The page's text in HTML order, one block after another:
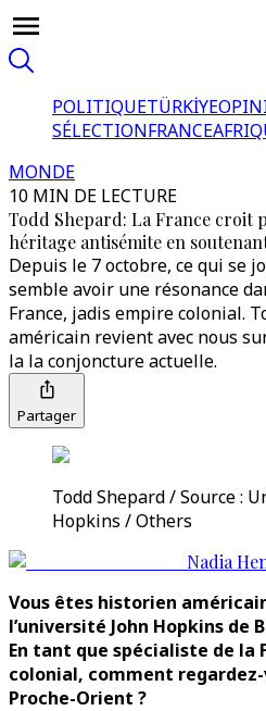
POLITIQUETÜRKİYE
SÉLECTIONFRANCE
MONDE
10 MIN DE LECTURE
Todd Shepard: La France croit
héritage antisémite en
Depuis le 7 octobre, ce qui se
semble avoir une résonance
France, jadis empire colonial.
américain revient avec nous
la la conjoncture actuelle.
Partager
Todd Shepard / Source :
Hopkins / Others
Nadia
Vous êtes historien
l’université John Hopkins de
En tant que spécialiste de la
colonial, comment
Proche-Orient ?